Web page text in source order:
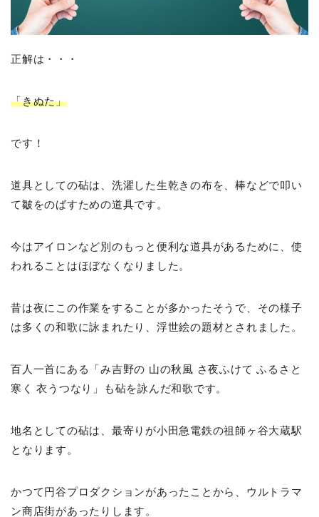
正解は・・・
「きぬた」
です！
道具としての砧は、洗濯した生乾きの布を、棒などで叩い
て皺をのばすための道具です。
今はアイロンなど別のもっと便利な道具があるために、使
われることはほぼなくなりました。
昔は夜にこの作業をすることが多かったそうで、その様子
は多くの和歌に詠まれたり、浮世絵の題材とされました。
百人一首にある「み吉野の 山の秋風 さ夜ふけて ふるさと
寒く 衣うつなり」も砧を詠んだ和歌です。
地名としての砧は、最寄りが小田急電鉄の祖師ヶ谷大蔵駅
となります。
かつて円谷プロダクションがあったことから、ウルトラマ
ン商店街があったりします。